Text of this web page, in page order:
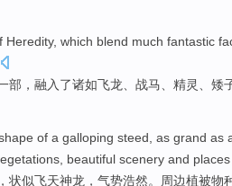
Heredity, which blend much fantastic
部， 融入 了诸如飞龙 战马 精灵 、矮
of a galloping steed, as grand as
beautiful scenery and
状似飞天神龙 ，气势浩然。周边植被物